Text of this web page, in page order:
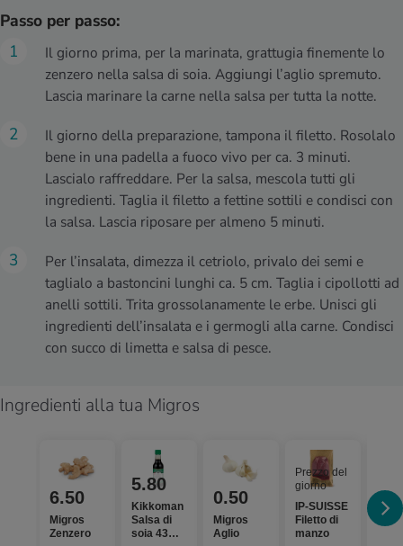
Passo per passo:
Il giorno prima, per la marinata, grattugia finemente lo
zenzero nella salsa di soia. Aggiungi l’aglio spremuto.
Lascia marinare la carne nella salsa per tutta la notte.
Il giorno della preparazione, tampona il filetto. Rosolalo
bene in una padella a fuoco vivo per ca. 3 minuti.
Lascialo raffreddare. Per la salsa, mescola tutti gli
ingredienti. Taglia il filetto a fettine sottili e condisci con
la salsa. Lascia riposare per almeno 5 minuti.
Per l’insalata, dimezza il cetriolo, privalo dei semi e
taglialo a bastoncini lunghi ca. 5 cm. Taglia i cipollotti ad
anelli sottili. Trita grossolanamente le erbe. Unisci gli
ingredienti dell’insalata e i germogli alla carne. Condisci
con succo di limetta e salsa di pesce.
Ingredienti alla tua Migros
6.50
Migros
Zenzero
5.80
Kikkoman
Salsa di
soia 43%
0.50
Migros
Aglio
Prezzo del
giorno
IP-SUISSE
Filetto di
manzo